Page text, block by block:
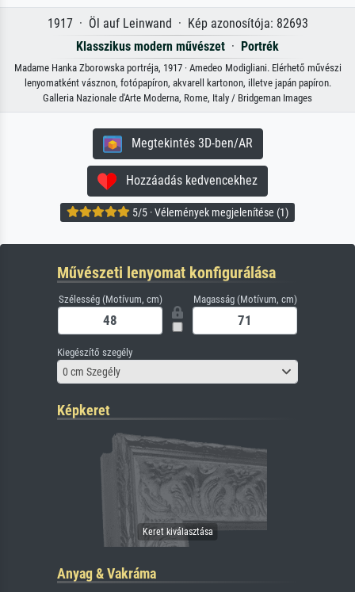
1917 · Öl auf Leinwand · Kép azonosítója: 82693
Klasszikus modern művészet · Portrék
Madame Hanka Zborowska portréja, 1917 · Amedeo Modigliani. Elérhető művészi
lenyomatként vásznon, fotópapíron, akvarell kartonon, illetve japán papíron.
Galleria Nazionale d'Arte Moderna, Rome, Italy / Bridgeman Images
Megtekintés 3D-ben/AR
Hozzáadás kedvencekhez
5/5 · Vélemények megjelenítése (1)
Művészeti lenyomat konfigurálása
Szélesség (Motívum, cm) Magasság (Motívum, cm)
Kiegészítő szegély
0 cm Szegély
Képkeret
Anyag & Vakráma